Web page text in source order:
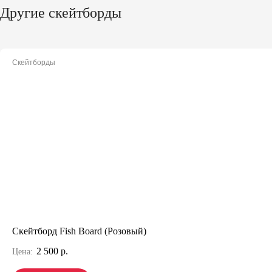
Другие скейтборды
Скейтборды
Скейтборд Fish Board (Розовый)
Цена: 2 500 р.